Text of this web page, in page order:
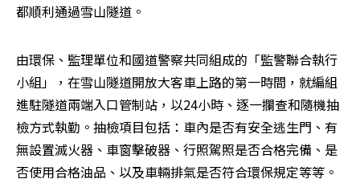
都順利通過雪山隧道。
由環保、監理單位和國道警察共同組成的「監警聯合執行
小組」，在雪山隧道開放大客車上路的第一時間，就編組
進駐隧道兩端入口管制站，以24小時、逐一攔查和隨機抽
檢方式執勤。抽檢項目包括：車內是否有安全逃生門、有
無設置滅火器、車窗擊破器、行照駕照是否合格完備、是
否使用合格油品、以及車輛排氣是否符合環保規定等等。